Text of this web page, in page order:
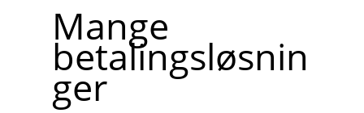
Mange
betalingsløsnin
ger